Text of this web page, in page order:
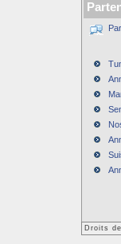
Droits